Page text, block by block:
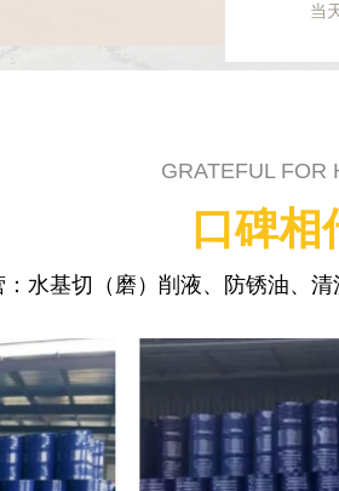
当
GRATEFUL FOR
口碑相
：水基切（磨）削液、防锈油、